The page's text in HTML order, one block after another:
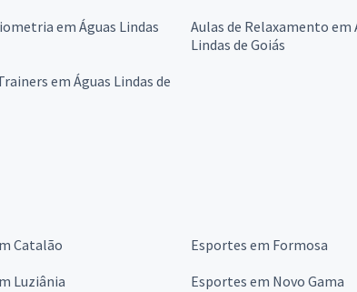
em Águas Lindas
Aulas de Relaxamento em
Lindas de Goiás
em Águas Lindas de
Catalão
Esportes em Formosa
Luziânia
Esportes em Novo Gama